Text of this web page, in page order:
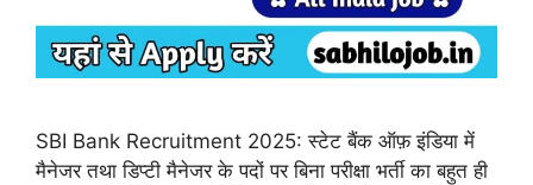
SBI Bank Recruitment 2025: स्टेट बैंक ऑफ़ इंडिया में
मैनेजर तथा डिप्टी मैनेजर के पदों पर बिना परीक्षा भर्ती का बहुत ही